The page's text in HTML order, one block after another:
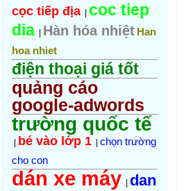
cọc tiếp địa
coc tiep
dia Hàn hóa nhiệt Han
hoa nhiet
điện thoại giá tốt
quảng cáo
google-adwords
trường quốc tế
bé vào lớp 1
chọn trường
cho con
dán xe máy dan